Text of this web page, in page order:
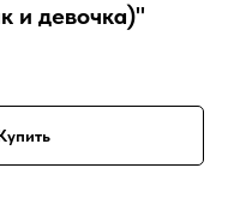
и девочка)"